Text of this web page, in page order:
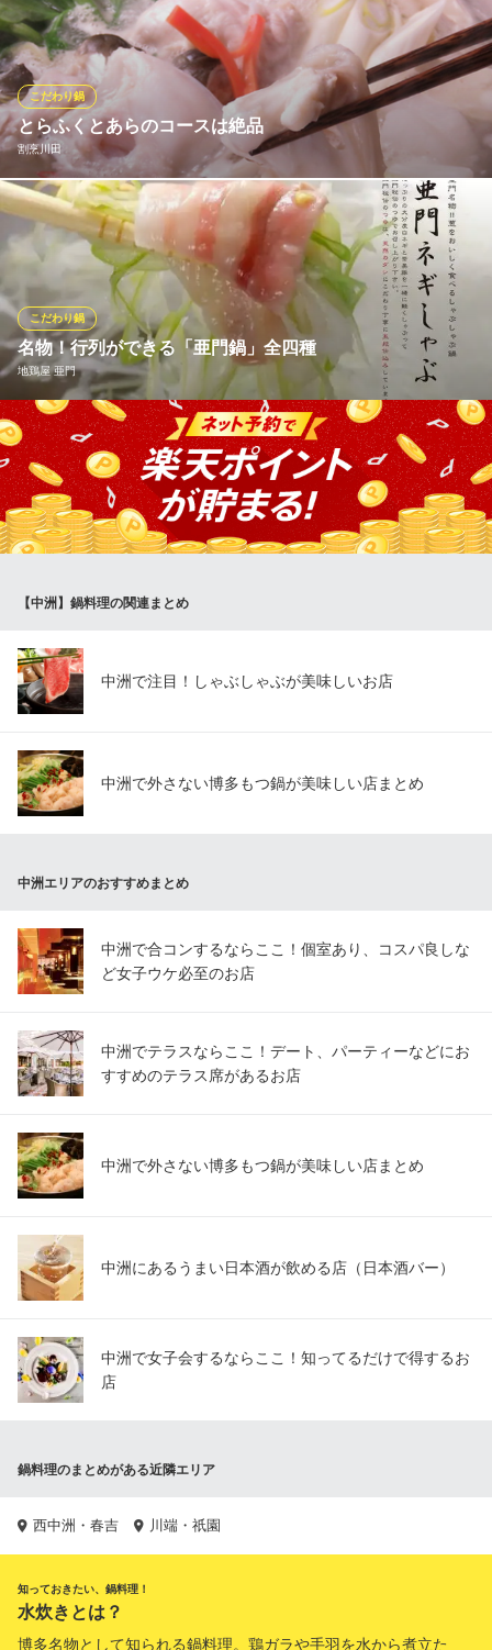
の『博多もつ鍋』と、特製出汁でいただく『牛タンしゃぶしゃ
ぶ』の2種をご用意しています。鍋に加えて自慢のお刺身はもちろ
ん、薩摩地鶏やイワシ薩摩揚げなど、九州名物も揃いぶみ！お酒
が進むこと間違いなしの内容です。
海鮮居酒屋 博多 海亭
九州旬魚が自慢の居酒屋
地下鉄空港線（1号線）中洲川端駅 徒歩1分
福岡県福岡市博多区中洲4-7-2 黄昏ビル1F
とらふくとあらのコースは絶品
割烹川田
こだわり鍋
絶品鍋はいかがですか！？あらちり1人前：4620円（税込）、ふ
ぐちり1人前：3960円（税込）となっております。1階のお席は1
人前から、個室などのお部屋を希望の場合は2人前からのご注文と
なります。＋1人前660円（税込）で雑炊と漬物をお付けすること
もできます。
割烹川田
旬の食を愉しめる割烹
地下鉄空港線（1号線）中洲川端駅 徒歩3分
福岡県福岡市博多区中洲4-1-23 川田ビル
名物！行列ができる「亜門鍋」全四種
地鶏屋 亜門
こだわり鍋
地元、博多の人々に納得、うならせてきた亜門自慢の『鍋』をご
紹介！名物！「地鶏のすき焼き」をはじめ、大人気！亜門三大
鍋”圧倒的No.1「葱しゃぶ」あっさり食べれる「レタしゃぶ」不動
の人気を誇る「とろろ葱鍋」の全4種類、是非ともご堪能くださ
い！
地鶏＆レタシャブのお店
福岡県福岡市博多区中洲2-8-10
【中洲】鍋料理の関連まとめ
中洲で注目！しゃぶしゃぶが美味しいお店
中洲で外さない博多もつ鍋が美味しい店まとめ
中洲エリアのおすすめまとめ
中洲で合コンするならここ！個室あり、コスパ良しな
ど女子ウケ必至のお店
中洲でテラスならここ！デート、パーティーなどにお
すすめのテラス席があるお店
中洲で外さない博多もつ鍋が美味しい店まとめ
中洲にあるうまい日本酒が飲める店（日本酒バー）
中洲で女子会するならここ！知ってるだけで得するお
店
鍋料理のまとめがある近隣エリア
西中洲・春吉 川端・祇園
知っておきたい、鍋料理！
水炊きとは？
博多名物として知られる鍋料理。鶏ガラや手羽を水から煮立た